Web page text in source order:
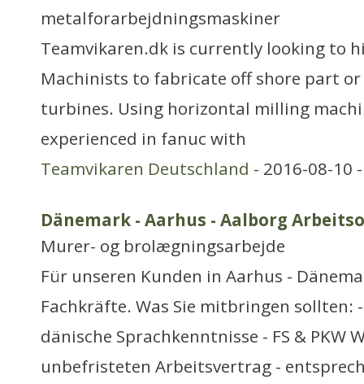
metalforarbejdningsmaskiner
Teamvikaren.dk is currently looking to
Machinists to fabricate off shore part
turbines. Using horizontal milling
experienced in fanuc with
Teamvikaren Deutschland - 2016-08-10
Dänemark - Aarhus - Aalborg
Murer- og brolægningsarbejde
Für unseren Kunden in Aarhus -
Fachkräfte. Was Sie mitbringen sollten:
dänische Sprachkenntnisse - FS & PKW
unbefristeten Arbeitsvertrag -